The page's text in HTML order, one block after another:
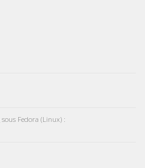
sous Fedora (Linux) :